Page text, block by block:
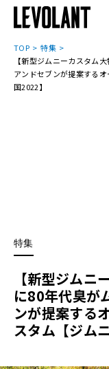
TOP
特集
【新型ジムニーカスタム
アンドセブンが提案する
国2022】
特集
【新型ジムニ
に80年代臭が
ンが提案する
スタム【ジム